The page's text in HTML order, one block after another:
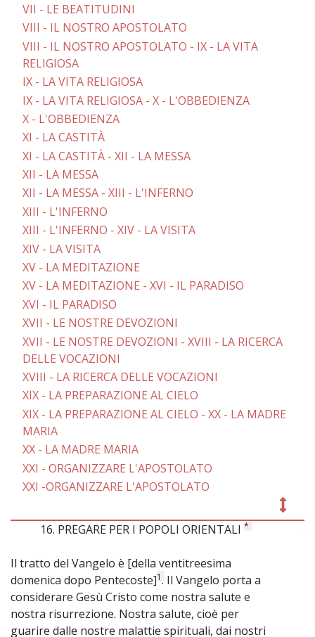
VII - LE BEATITUDINI
VIII - IL NOSTRO APOSTOLATO
VIII - IL NOSTRO APOSTOLATO - IX - LA VITA
RELIGIOSA
IX - LA VITA RELIGIOSA
IX - LA VITA RELIGIOSA - X - L'OBBEDIENZA
X - L'OBBEDIENZA
XI - LA CASTITÀ
XI - LA CASTITÀ - XII - LA MESSA
XII - LA MESSA
XII - LA MESSA - XIII - L'INFERNO
XIII - L'INFERNO
XIII - L'INFERNO - XIV - LA VISITA
XIV - LA VISITA
XV - LA MEDITAZIONE
XV - LA MEDITAZIONE - XVI - IL PARADISO
XVI - IL PARADISO
XVII - LE NOSTRE DEVOZIONI
XVII - LE NOSTRE DEVOZIONI - XVIII - LA RICERCA
DELLE VOCAZIONI
XVIII - LA RICERCA DELLE VOCAZIONI
XIX - LA PREPARAZIONE AL CIELO
XIX - LA PREPARAZIONE AL CIELO - XX - LA MADRE
MARIA
XX - LA MADRE MARIA
XXI - ORGANIZZARE L'APOSTOLATO
XXI -ORGANIZZARE L'APOSTOLATO
16. PREGARE PER I POPOLI ORIENTALI *
Il tratto del Vangelo è [della ventitreesima
domenica dopo Pentecoste]1. Il Vangelo porta a
considerare Gesù Cristo come nostra salute e
nostra risurrezione. Nostra salute, cioè per
guarire dalle nostre malattie spirituali, dai nostri